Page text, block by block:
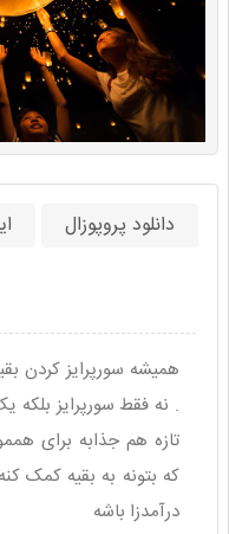
دانلود پروپوزال
همیشه سورپرایز کردن
. نه فقط سورپرایز بلکه
تازه هم جذابه برای
که بتونه به بقیه کمک
درآمدزا باشه